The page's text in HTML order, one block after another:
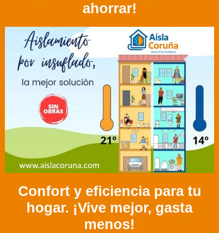
ahorrar!
Confort y eficiencia para tu
hogar. ¡Vive mejor, gasta
menos!